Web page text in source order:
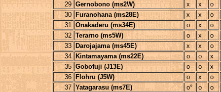
29 Gernobono (ms2W) x x
o
30
Furanohana (ms28E) x x
o
31 Onakaderu (ms34E) o x
o
32 Terarno (ms5W) o x
o
33
Darojajama (ms45E) x x
o
34 Kintamayama (ms22E) o o
x
35 Gobofuji (J13E) o o
x
36
Flohru (J5W) o x
o
37 Yatagarasu (ms7E) o° o
o